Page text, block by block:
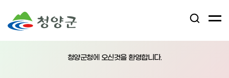
검
어
청양군청에 오신것을 환영합니다.